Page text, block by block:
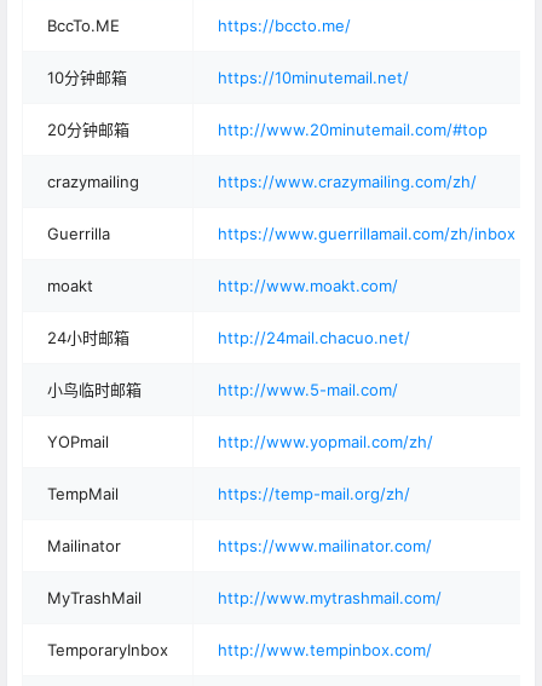
BccTo.ME https://bccto.me/
10分钟邮箱 https://10minutemail.net/
20分钟邮箱 http://www.20minutemail.com/#top
crazymailing https://www.crazymailing.com/zh/
Guerrilla https://www.guerrillamail.com/zh/inbox
moakt http://www.moakt.com/
24小时邮箱 http://24mail.chacuo.net/
小鸟临时邮箱 http://www.5-mail.com/
YOPmail http://www.yopmail.com/zh/
TempMail https://temp-mail.org/zh/
Mailinator https://www.mailinator.com/
MyTrashMail http://www.mytrashmail.com/
TemporaryInbox http://www.tempinbox.com/